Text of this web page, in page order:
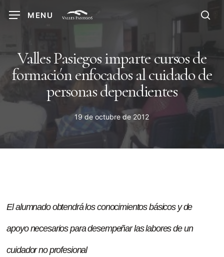
MENU
Valles Pasiegos imparte cursos de
formación enfocados al cuidado de
personas dependientes
19 de octubre de 2012
El alumnado obtendrá los conocimientos básicos y de
apoyo necesarios para desempeñar las labores de un
cuidador no profesional